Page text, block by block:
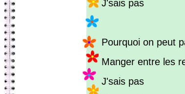
J'sais pas
Pourquoi on peut
Manger entre les
J'sais pas